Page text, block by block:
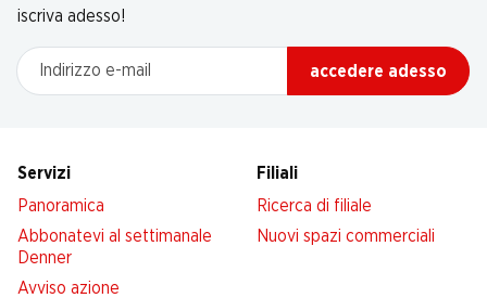
iscriva adesso!
Indirizzo e-mail
accedere adesso
Servizi
Panoramica
Abbonatevi al settimanale
Denner
Avviso azione
Filiali
Ricerca di filiale
Nuovi spazi commerciali